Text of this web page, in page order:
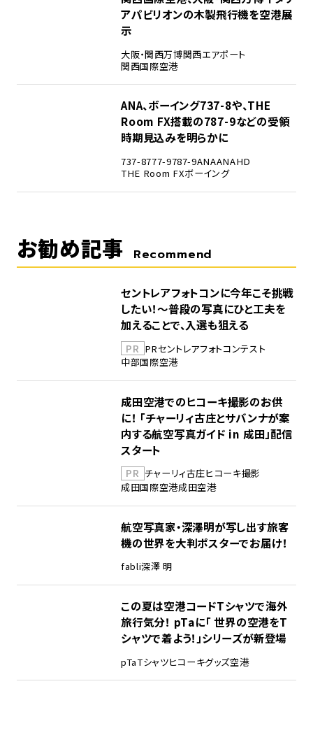
アパビリオンの木製飛行機を空港展
示
大阪・関西万博関西エアポート
関西国際空港
ANA、ボーイング737-8や、THE
Room FX搭載の787-9などの受領
時期見込みを明らかに
737-8777-9787-9ANAANAHD
THE Room FXボーイング
お勧め記事 Recommend
セントレアフォトコンに今年こそ挑戦
したい！～普段の写真にひと工夫を
加えることで、入選も狙える
PR PRセントレアフォトコンテスト
中部国際空港
成田空港でのヒコーキ撮影のお供
に！ 「チャーリィ古庄とサバンナが案
内する航空写真ガイド in 成田」配信
スタート
PR チャーリィ古庄ヒコーキ撮影
成田国際空港成田空港
航空写真家・深澤明が写し出す旅客
機の世界を大判ポスターでお届け！
fabli深澤 明
この夏は空港コードTシャツで海外
旅行気分！ pTaに「 世界の空港をT
シャツで着よう！」シリーズが新登場
pTaTシャツヒコーキグッズ空港